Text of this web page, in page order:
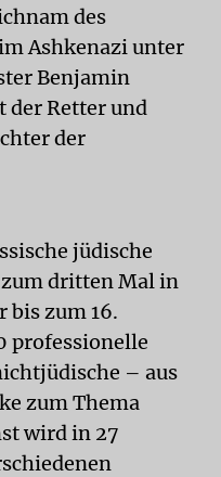
des
Ashkenazi unter
Benjamin
der Retter und
der
jüdische
dritten Mal in
bis zum 16.
professionelle
– aus
zum Thema
wird in 27